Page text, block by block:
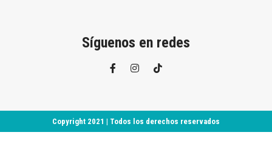
Síguenos en redes
Copyright 2021 | Todos los derechos reservados